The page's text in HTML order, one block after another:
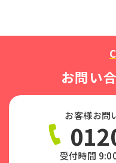
お問い
お客様お問
受付時間